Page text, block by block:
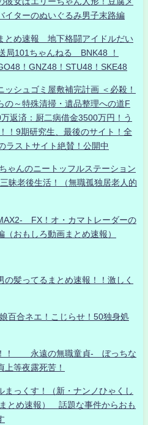
イターのぬいぐるみ男子末路編
とめ速報 地下格闘アイドルだい
局101ちゃんねる BNK48 ！
！GNZ48！STU48！SKE48
ッシュゴミ屋敷補完計画 ＜必殺！
の～特殊清掃・遺品整理への道F
返済：厨二病借金3500万円！う
！9期研究生、最後のサイト！全
ラストサイト絶賛！公開中
ゃんのニートッフルステーション
昧老後生活！（無職孤独居老人的
FX！オ・カマトレーダーの
おもしろ動画まとめ速報）
髪ってるまとめ速報！！激しく
百合ネエ！こじらせ！50独身処
！！ 永遠の無職童貞- ぼっちな
上等夜露死苦！
っくす！（新・ナンノひゃくし
とめ速報） 話題な事件からおも